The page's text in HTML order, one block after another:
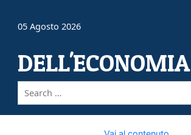
05 Agosto 2026
DELL'ECONOMIA